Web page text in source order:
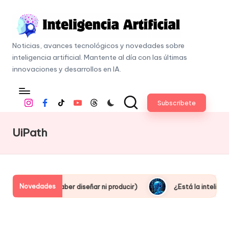
content
I
n
t
e
e
n
c
a
A
Noticias, avances tecnológicos y novedades sobre
inteligencia artificial. Mantente al día con las últimas
innovaciones y desarrollos en IA.
InstagramFacebookTiktokYoutubeThreads Subscribete
UiPath
Novedades
(sin saber diseñar ni producir) ¿Está la inteligencia